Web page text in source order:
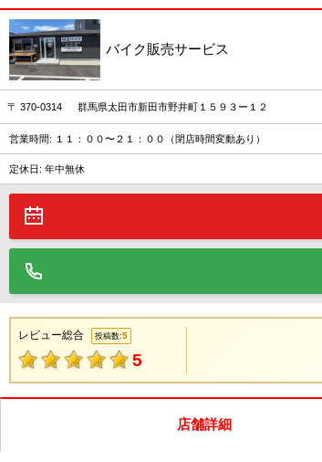
バイク販売サービス
〒 370-0314 群馬県太田市新田市野井町１５９３ー１２
営業時間: １１：００〜２１：００（閉店時間変動あり）
定休日: 年中無休
レビュー総合 投稿数:5
5
店舗詳細